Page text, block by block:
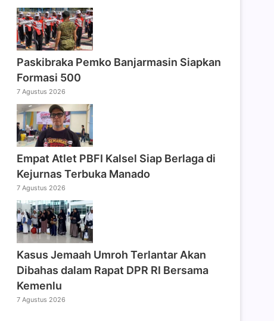
Paskibraka Pemko Banjarmasin Siapkan
Formasi 500
7 Agustus 2026
Empat Atlet PBFI Kalsel Siap Berlaga di
Kejurnas Terbuka Manado
7 Agustus 2026
Kasus Jemaah Umroh Terlantar Akan
Dibahas dalam Rapat DPR RI Bersama
Kemenlu
7 Agustus 2026